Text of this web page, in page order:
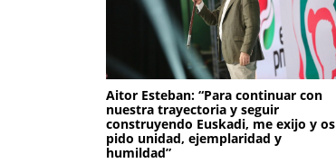
Aitor Esteban: “Para continuar con
nuestra trayectoria y seguir
construyendo Euskadi, me exijo y os
pido unidad, ejemplaridad y
humildad”